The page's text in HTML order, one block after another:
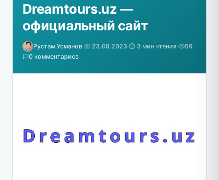
Dreamtours.uz —
официальный сайт
Рустам Усманов·📅 23.08.2023·⏱️ 3 мин чтения· 59·
0 комментариев